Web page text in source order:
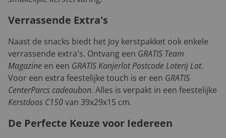
Verrassende Extra's
Naast de snacks biedt het Joy kerstpakket ook enkele
verrassende extra's. Ontvang een GRATIS Team
Magazine en een GRATIS Kanjerlot Postcode Loterij Lot.
Voor een extra feestelijke touch is er een GRATIS
CenterParcs cadeaubon. Alles is verpakt in een feestelijke
Kerstdoos C150van 39x29x15 cm.
De Perfecte Keuze voor Iedereen